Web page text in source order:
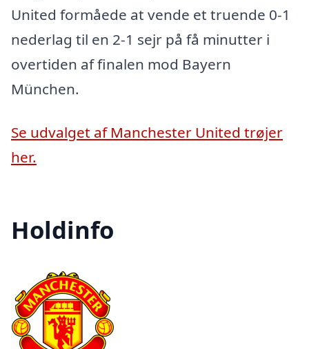
United formåede at vende et truende 0-1
nederlag til en 2-1 sejr på få minutter i
overtiden af finalen mod Bayern
München.
Se udvalget af Manchester United trøjer
her.
Holdinfo